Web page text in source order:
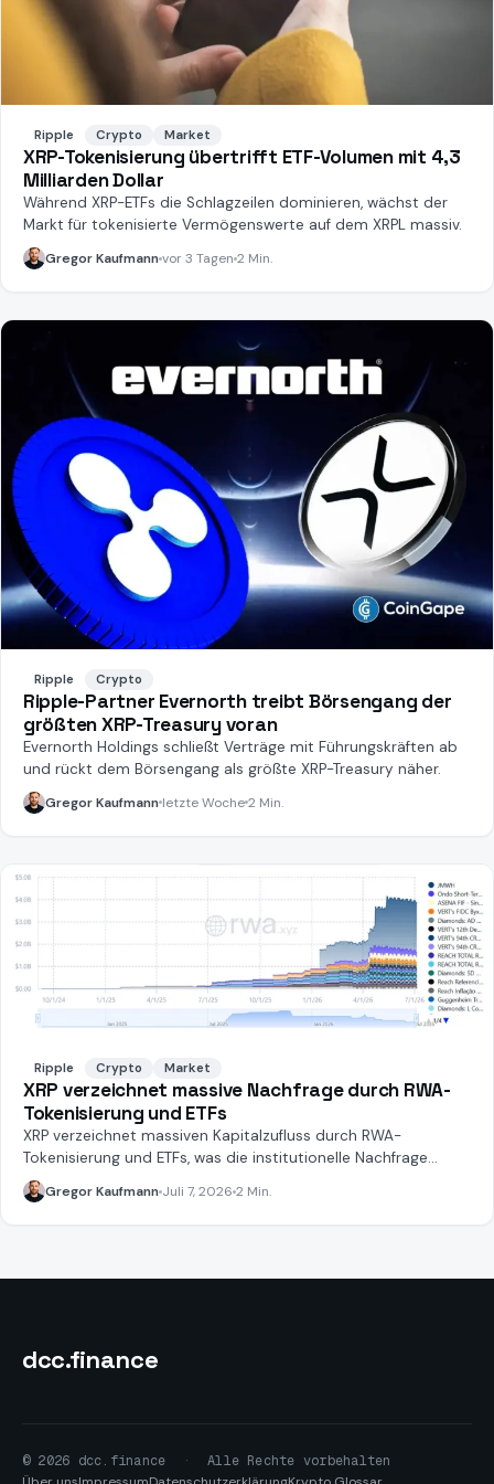
Ripple Crypto Market
XRP-Tokenisierung übertrifft ETF-Volumen mit 4,3
Milliarden Dollar
Während XRP-ETFs die Schlagzeilen dominieren, wächst der
Markt für tokenisierte Vermögenswerte auf dem XRPL massiv.
Gregor Kaufmannvor 3 Tagen 2 Min.
Ripple Crypto
Ripple-Partner Evernorth treibt Börsengang der
größten XRP-Treasury voran
Evernorth Holdings schließt Verträge mit Führungskräften ab
und rückt dem Börsengang als größte XRP-Treasury näher.
Gregor Kaufmann letzte Woche2 Min.
Ripple Crypto Market
XRP verzeichnet massive Nachfrage durch RWA-
Tokenisierung und ETFs
XRP verzeichnet massiven Kapitalzufluss durch RWA-
Tokenisierung und ETFs, was die institutionelle Nachfrage
unterstreicht.
Gregor Kaufmann Juli 7, 2026 2 Min.
dcc.finance
© 2026 dcc.finance ·
Alle Rechte vorbehalten